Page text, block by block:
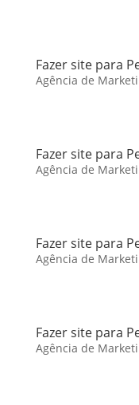
Fazer site para
Agência de
Fazer site para
Agência de
Fazer site para
Agência de
Fazer site para
Agência de